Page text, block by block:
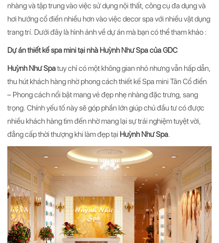
nhàng và tập trung vào việc sử dụng nội thất, công cụ đa dụng và
hơi hướng cổ điển nhiều hơn vào việc decor spa với nhiều vật dụng
trang trí. Dưới đây là hình ảnh về dự án mà bạn có thể tham khảo :
Dự án thiết kế spa mini tại nhà Huỳnh Như Spa của GDC
Huỳnh Như Spatuy chỉ có một không gian nhỏ nhưng vẫn hấp dẫn,
thu hút khách hàng nhờ phong cách thiết kế Spa mini Tân Cổ điển
– Phong cách nổi bật mang vẻ đẹp nhẹ nhàng đặc trưng, sang
trọng. Chính yếu tố này sẽ góp phần lớn giúp chủ đầu tư có được
nhiều khách hàng tìm đến nhờ mang lại sự trải nghiệm tuyệt vời,
đẳng cấp thời thượng khi làm đẹp tại Huỳnh Như Spa.